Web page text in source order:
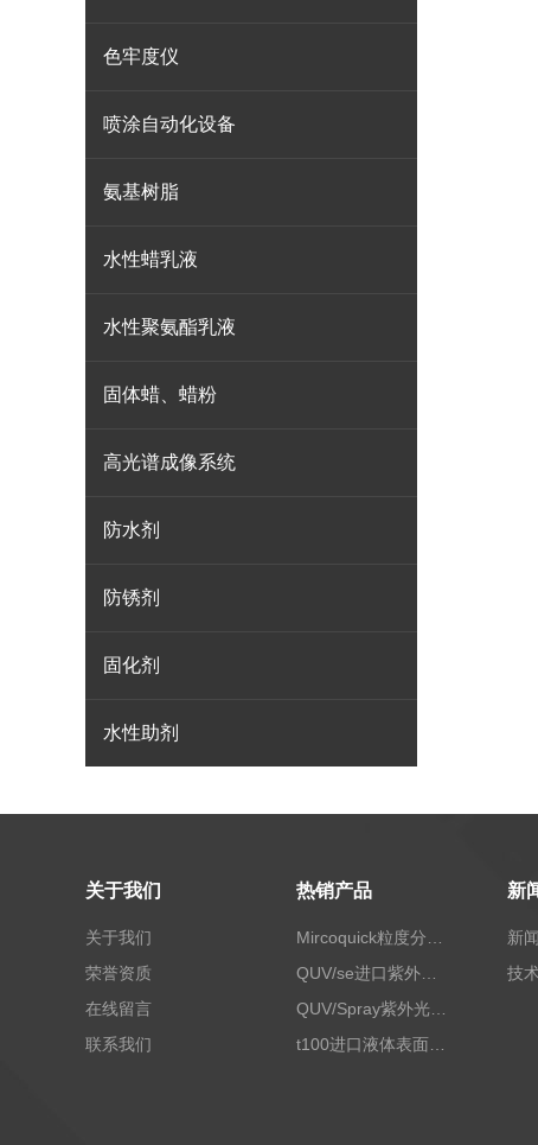
色牢度仪
喷涂自动化设备
氨基树脂
水性蜡乳液
水性聚氨酯乳液
固体蜡、蜡粉
高光谱成像系统
防水剂
防锈剂
固化剂
水性助剂
关于我们
关于我们
荣誉资质
在线留言
联系我们
热销产品 新
新
技